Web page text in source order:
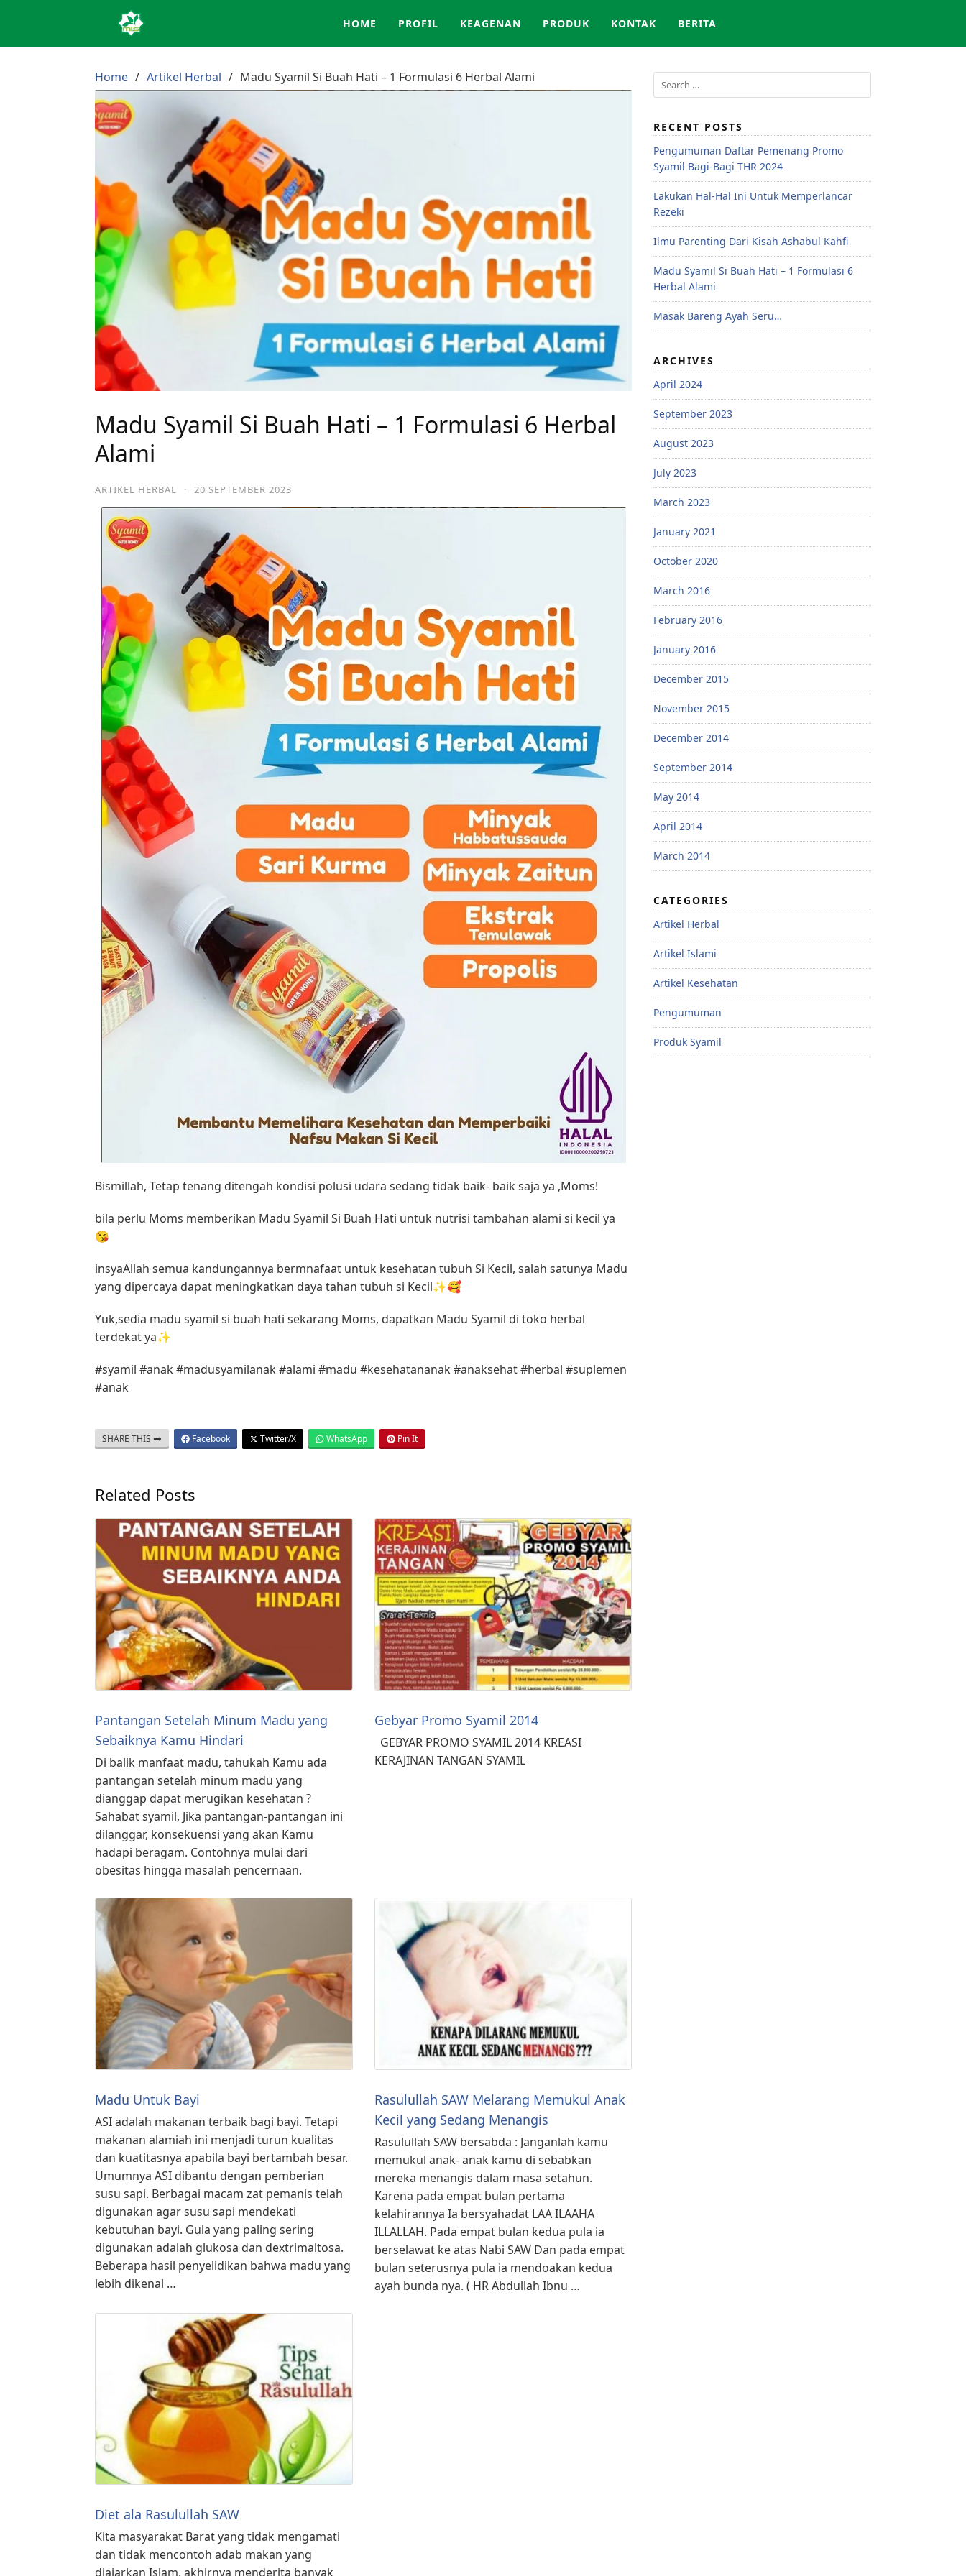
HOME PROFIL KEAGENAN PRODUK KONTAK BERITA
Home Artikel Herbal Madu Syamil Si Buah Hati – 1 Formulasi 6 Herbal Alami
Madu Syamil Si Buah Hati – 1 Formulasi 6 Herbal
Alami
ARTIKEL HERBAL · 20 SEPTEMBER 2023
Bismillah, Tetap tenang ditengah kondisi polusi udara sedang tidak baik- baik saja ya ,Moms!
bila perlu Moms memberikan Madu Syamil Si Buah Hati untuk nutrisi tambahan alami si kecil ya
😘
insyaAllah semua kandungannya bermnafaat untuk kesehatan tubuh Si Kecil, salah satunya Madu
yang dipercaya dapat meningkatkan daya tahan tubuh si Kecil✨🥰
Yuk,sedia madu syamil si buah hati sekarang Moms, dapatkan Madu Syamil di toko herbal
terdekat ya✨
#syamil #anak #madusyamilanak #alami #madu #kesehatananak #anaksehat #herbal #suplemen
#anak
SHARE THIS Facebook Twitter/X WhatsApp Pin It
Related Posts
Pantangan Setelah Minum Madu yang
Sebaiknya Kamu Hindari
Di balik manfaat madu, tahukah Kamu ada
pantangan setelah minum madu yang
dianggap dapat merugikan kesehatan ?⁣ ⁣
Sahabat syamil, Jika pantangan-pantangan ini
dilanggar, konsekuensi yang akan Kamu
hadapi beragam. Contohnya mulai dari
obesitas hingga masalah pencernaan.⁣
Gebyar Promo Syamil 2014
GEBYAR PROMO SYAMIL 2014 KREASI
KERAJINAN TANGAN SYAMIL
Madu Untuk Bayi
ASI adalah makanan terbaik bagi bayi. Tetapi
makanan alamiah ini menjadi turun kualitas
dan kuatitasnya apabila bayi bertambah besar.
Umumnya ASI dibantu dengan pemberian
susu sapi. Berbagai macam zat pemanis telah
digunakan agar susu sapi mendekati
kebutuhan bayi. Gula yang paling sering
digunakan adalah glukosa dan dextrimaltosa.
Beberapa hasil penyelidikan bahwa madu yang
lebih dikenal …
Rasulullah SAW Melarang Memukul Anak
Kecil yang Sedang Menangis
Rasulullah SAW bersabda : Janganlah kamu
memukul anak- anak kamu di sebabkan
mereka menangis dalam masa setahun.
Karena pada empat bulan pertama
kelahirannya Ia bersyahadat LAA ILAAHA
ILLALLAH. Pada empat bulan kedua pula ia
berselawat ke atas Nabi SAW Dan pada empat
bulan seterusnya pula ia mendoakan kedua
ayah bunda nya. ( HR Abdullah Ibnu …
Diet ala Rasulullah SAW
Kita masyarakat Barat yang tidak mengamati
dan tidak mencontoh adab makan yang
diajarkan Islam, akhirnya menderita banyak
RECENT POSTS
Pengumuman Daftar Pemenang Promo
Syamil Bagi-Bagi THR 2024
Lakukan Hal-Hal Ini Untuk Memperlancar
Rezeki
Ilmu Parenting Dari Kisah Ashabul Kahfi
Madu Syamil Si Buah Hati – 1 Formulasi 6
Herbal Alami
Masak Bareng Ayah Seru…
ARCHIVES
April 2024
September 2023
August 2023
July 2023
March 2023
January 2021
October 2020
March 2016
February 2016
January 2016
December 2015
November 2015
December 2014
September 2014
May 2014
April 2014
March 2014
CATEGORIES
Artikel Herbal
Artikel Islami
Artikel Kesehatan
Pengumuman
Produk Syamil